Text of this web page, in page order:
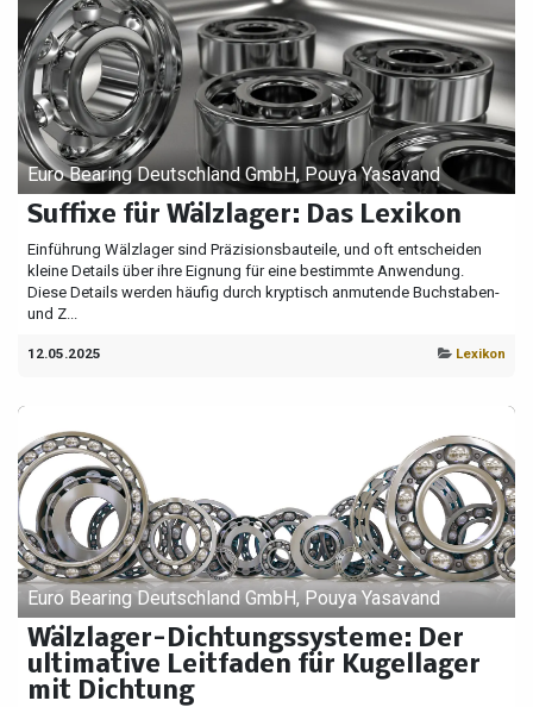
Euro Bearing Deutschland GmbH, Pouya Yasavand
Suffixe für Wälzlager: Das Lexikon
Einführung Wälzlager sind Präzisionsbauteile, und oft entscheiden
kleine Details über ihre Eignung für eine bestimmte Anwendung.
Diese Details werden häufig durch kryptisch anmutende Buchstaben-
und Z...
12.05.2025 Lexikon
Euro Bearing Deutschland GmbH, Pouya Yasavand
Wälzlager-Dichtungssysteme: Der
ultimative Leitfaden für Kugellager
mit Dichtung